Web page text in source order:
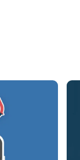
در
اسنپ برای ایفون
است، این قابلیت به